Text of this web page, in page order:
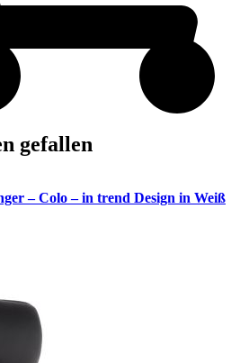
gefallen
– Colo – in trend Design in Weiß